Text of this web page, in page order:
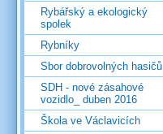
Rybářský a ekologický
spolek
Rybníky
Sbor dobrovolných hasičů
SDH - nové zásahové
vozidlo_ duben 2016
Škola ve Václavicích